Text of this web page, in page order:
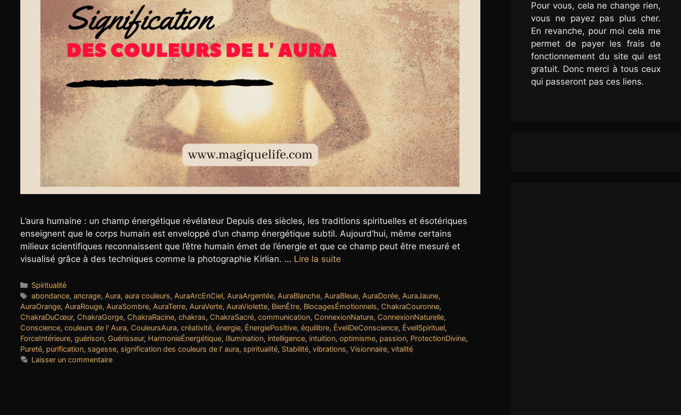
L’aura humaine : un champ énergétique révélateur Depuis des siècles, les traditions spirituelles et ésotériques
enseignent que le corps humain est enveloppé d’un champ énergétique subtil. Aujourd’hui, même certains
milieux scientifiques reconnaissent que l’être humain émet de l’énergie et que ce champ peut être mesuré et
visualisé grâce à des techniques comme la photographie Kirlian. … Lire la suite
Catégories
Spiritualité
Étiquettes
abondance, ancrage, Aura, aura couleurs, AuraArcEnCiel, AuraArgentée, AuraBlanche, AuraBleue, AuraDorée, AuraJaune,
AuraOrange, AuraRouge, AuraSombre, AuraTerre, AuraVerte, AuraViolette, BienÊtre, BlocagesÉmotionnels, ChakraCouronne,
ChakraDuCœur, ChakraGorge, ChakraRacine, chakras, ChakraSacré, communication, ConnexionNature, ConnexionNaturelle,
Conscience, couleurs de l' Aura, CouleursAura, créativité, énergie, ÉnergiePositive, équilibre, ÉveilDeConscience, ÉveilSpirituel,
ForceIntérieure, guérison, Guérisseur, HarmonieÉnergétique, Illumination, intelligence, intuition, optimisme, passion, ProtectionDivine,
Pureté, purification, sagesse, signification des couleurs de l' aura, spiritualité, Stabilité, vibrations, Visionnaire, vitalité
Laisser un commentaire
Pour vous, cela ne change rien,
vous ne payez pas plus cher.
En revanche, pour moi cela me
permet de payer les frais de
fonctionnement du site qui est
gratuit. Donc merci à tous ceux
qui passeront pas ces liens.